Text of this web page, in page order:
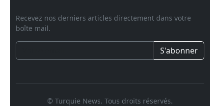
Recevez nos derniers articles directement dans votre
boîte mail.
S'abonner
© Turquie News. Tous droits réservés.